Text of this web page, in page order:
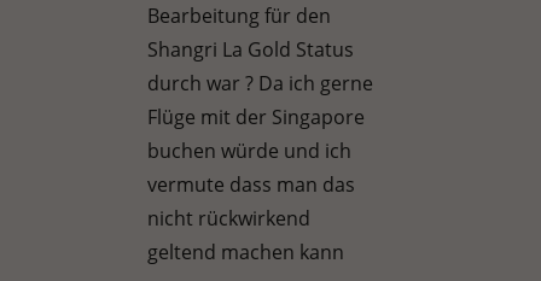
Bearbeitung für den
Shangri La Gold Status
durch war ? Da ich gerne
Flüge mit der Singapore
buchen würde und ich
vermute dass man das
nicht rückwirkend
geltend machen kann